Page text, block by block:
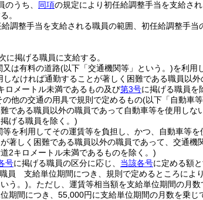
うち、 同項の規定により初任給調整手当を支給さ
。
調整手当を支給される職員の範囲、初任給調整手
に掲げる職員に支給する。
は有料の道路(以下「交通機関等」という。)を利用
しなければ通勤することが著しく困難である職員以
ロメートル未満であるもの及び第3号に掲げる職員を
他の交通の用具で規則で定めるもの(以下「自動車
である職員以外の職員であって自動車等を使用し
げる職員を除く。)
を利用してその運賃等を負担し、かつ、自動車等
著しく困難である職員以外の職員であって、交通
2キロメートル未満であるものを除く。)
号に掲げる職員の区分に応じ、 当該各号に定める額と
員 支給単位期間につき、規則で定めるところによ
う。)。 ただし、運賃等相当額を支給単位期間の月
期間につき、55,000円に支給単位期間の月数を乗じ